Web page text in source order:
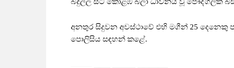
අනතුර සිදුවන අවස්ථාවේ එහි මගීන් 25 දෙනෙකු
පොලිසිය සඳහන් කළේ.